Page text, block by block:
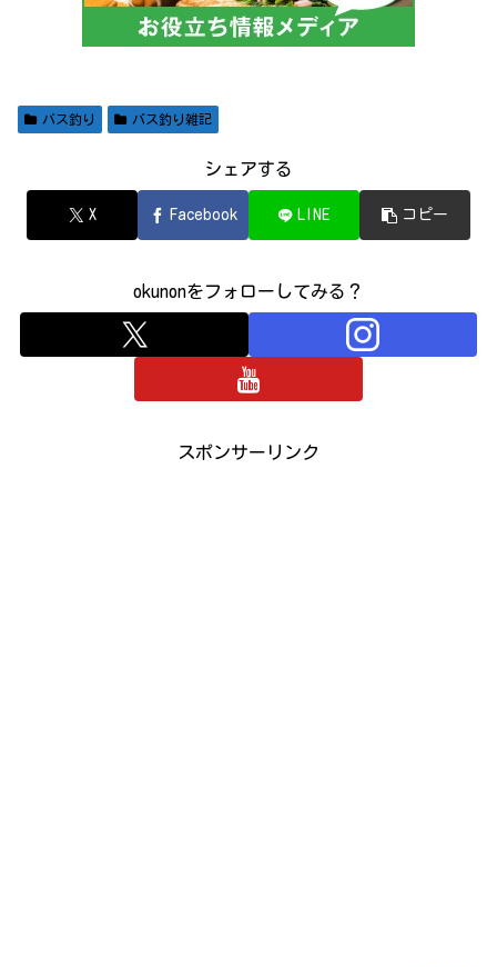
バス釣り バス釣り雑記
シェアする
X Facebook LINE コピー
okunonをフォローしてみる？
スポンサーリンク